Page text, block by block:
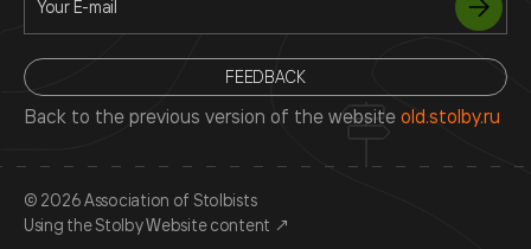
FEEDBACK
Back to the previous version of the website old.stolby.ru
© 2026 Association of Stolbists
Using the Stolby Website content ↗